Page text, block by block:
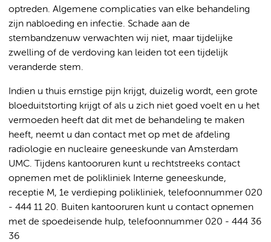
optreden. Algemene complicaties van elke behandeling
zijn nabloeding en infectie. Schade aan de
stembandzenuw verwachten wij niet, maar tijdelijke
zwelling of de verdoving kan leiden tot een tijdelijk
veranderde stem.
Indien u thuis ernstige pijn krijgt, duizelig wordt, een grote
bloeduitstorting krijgt of als u zich niet goed voelt en u het
vermoeden heeft dat dit met de behandeling te maken
heeft, neemt u dan contact met op met de afdeling
radiologie en nucleaire geneeskunde van Amsterdam
UMC. Tijdens kantooruren kunt u rechtstreeks contact
opnemen met de polikliniek Interne geneeskunde,
receptie M, 1e verdieping polikliniek, telefoonnummer 020
- 444 11 20. Buiten kantooruren kunt u contact opnemen
met de spoedeisende hulp, telefoonnummer 020 - 444 36
36